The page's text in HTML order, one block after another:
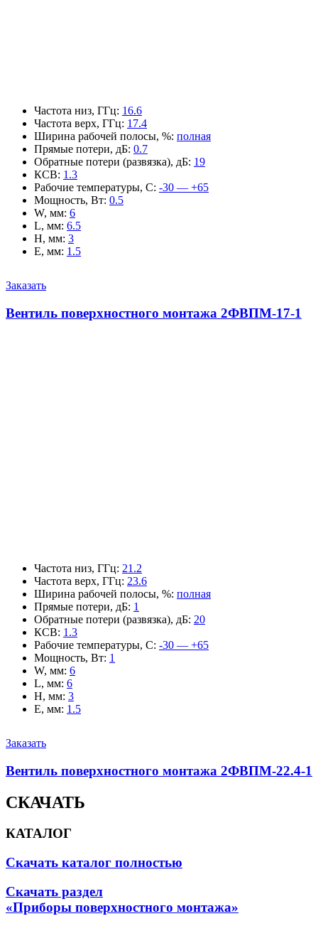
Частота низ, ГГц: 16.6
Частота верх, ГГц: 17.4
Ширина рабочей полосы, %: полная
Прямые потери, дБ: 0.7
Обратные потери (развязка), дБ: 19
КСВ: 1.3
Рабочие температуры, С: -30 — +65
Мощность, Вт: 0.5
W, мм: 6
L, мм: 6.5
H, мм: 3
E, мм: 1.5
Заказать
Вентиль поверхностного монтажа 2ФВПМ-17-1
Частота низ, ГГц: 21.2
Частота верх, ГГц: 23.6
Ширина рабочей полосы, %: полная
Прямые потери, дБ: 1
Обратные потери (развязка), дБ: 20
КСВ: 1.3
Рабочие температуры, С: -30 — +65
Мощность, Вт: 1
W, мм: 6
L, мм: 6
H, мм: 3
E, мм: 1.5
Заказать
Вентиль поверхностного монтажа 2ФВПМ-22.4-1
СКАЧАТЬ
КАТАЛОГ
Скачать каталог полностью
Скачать раздел
«Приборы поверхностного монтажа»